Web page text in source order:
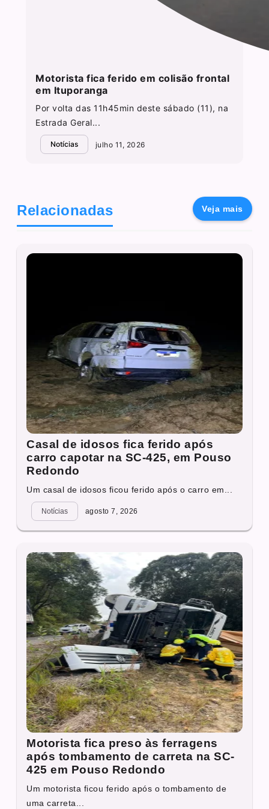
Motorista fica ferido em colisão frontal
em Ituporanga
Por volta das 11h45min deste sábado (11), na
Estrada Geral...
Notícias julho 11, 2026
Relacionadas Veja mais
Casal de idosos fica ferido após
carro capotar na SC-425, em Pouso
Redondo
Um casal de idosos ficou ferido após o carro em...
Notícias agosto 7, 2026
Motorista fica preso às ferragens
após tombamento de carreta na SC-
425 em Pouso Redondo
Um motorista ficou ferido após o tombamento de
uma carreta...